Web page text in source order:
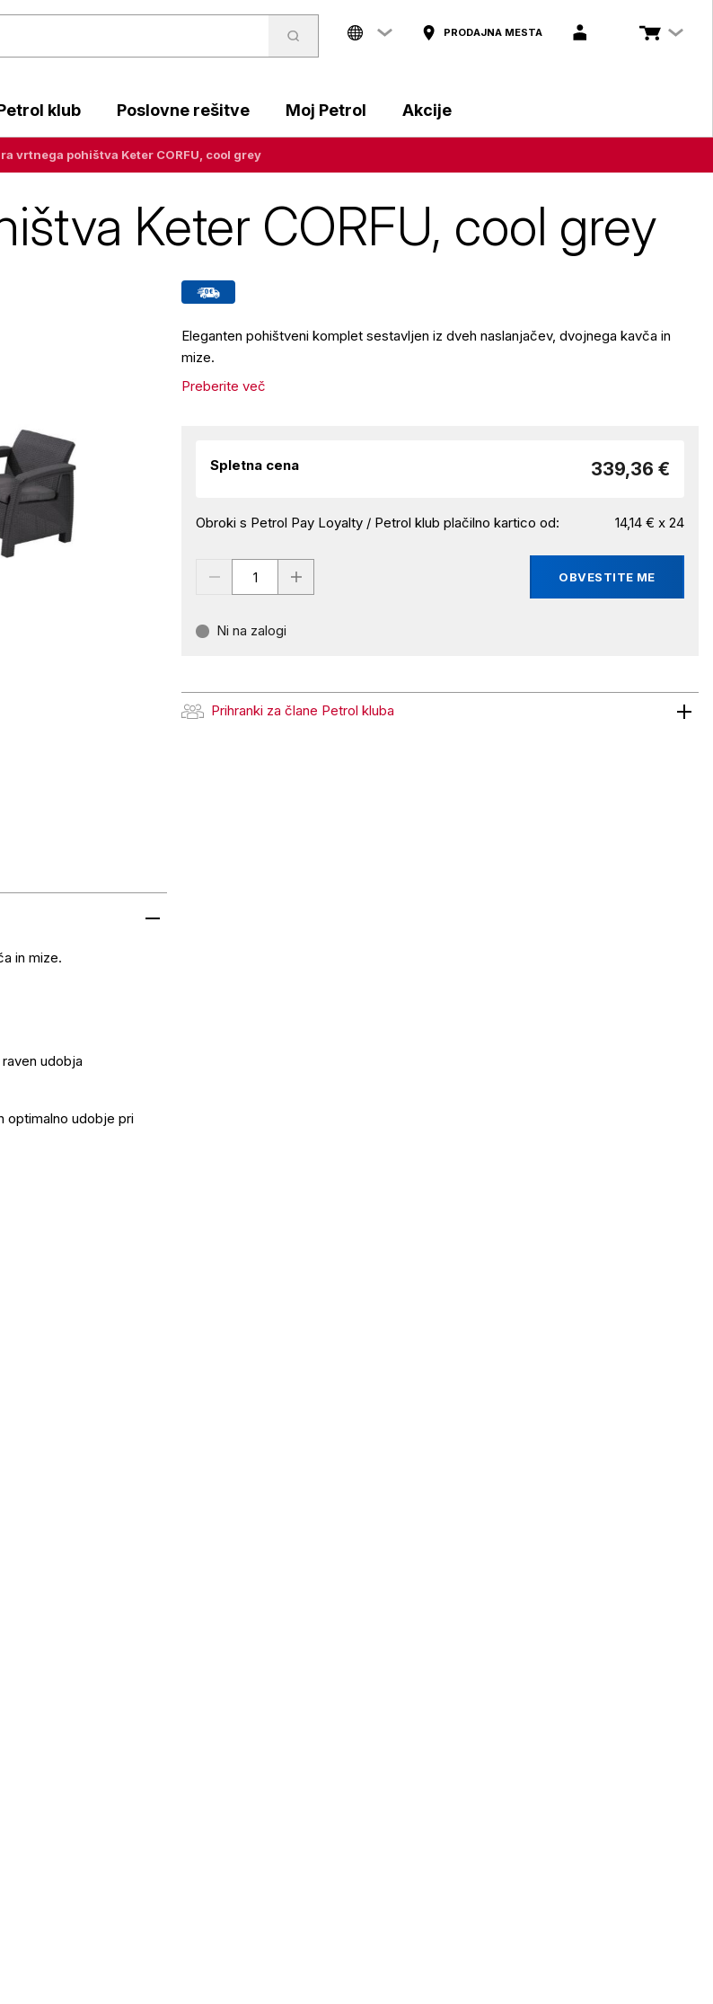
PRODAJNA MESTA
klub Poslovne rešitve Moj Petrol Akcije
vrtnega pohištva Keter CORFU, cool grey
Keter CORFU, cool grey
Eleganten pohištveni komplet sestavljen iz dveh naslanjačev, dvojnega kavča in
mize.
Preberite več
Spletna cena 339,36 €
Obroki s Petrol Pay Loyalty / Petrol klub plačilno kartico od: 14,14 € x 24
OBVESTITE ME
Ni na zalogi
Prihranki za člane Petrol kluba
Prihranki za člane Petrol kluba
in mize.
udobja
optimalno udobje pri